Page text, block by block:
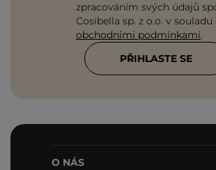
zpracováním svých údajů
Cosibella sp. z o.o. v souladu
obchodními podmínkami.
PŘIHLASTE SE
O NÁS